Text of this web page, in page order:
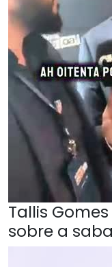
Tallis
sobre a